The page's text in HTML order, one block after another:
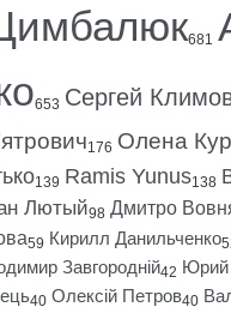
681
653 Сергей
176 Олена
139 Ramis Yunus138
Лютый98 Дмитро
59 Кирилл Данильченко
Завгородній42 Юрий
40 Олексій Петров40